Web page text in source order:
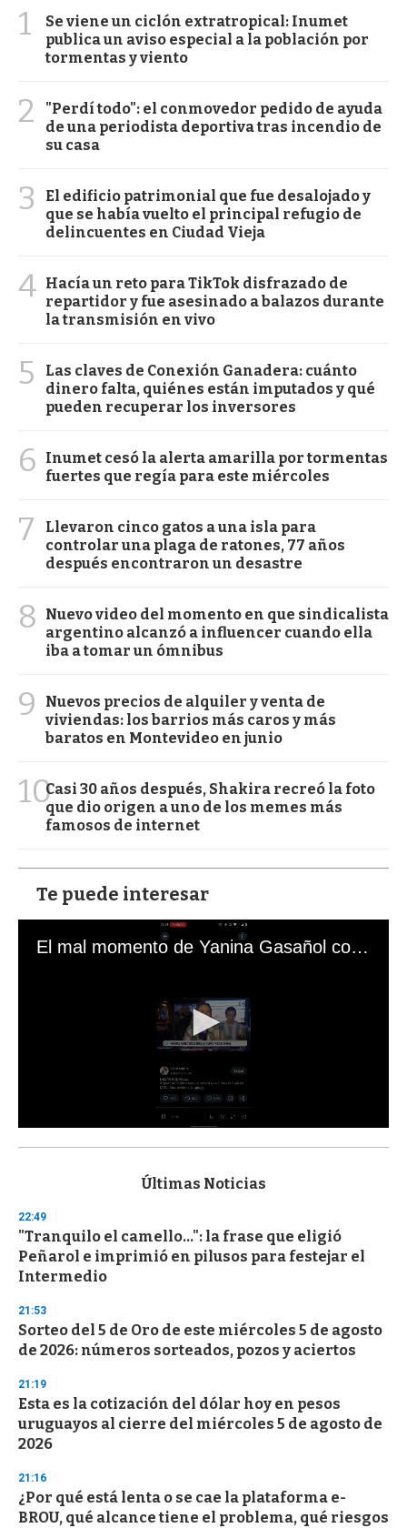
1
Se viene un ciclón extratropical: Inumet
publica un aviso especial a la población por
tormentas y viento
2
"Perdí todo": el conmovedor pedido de ayuda
de una periodista deportiva tras incendio de
su casa
3
El edificio patrimonial que fue desalojado y
que se había vuelto el principal refugio de
delincuentes en Ciudad Vieja
4 Hacía un reto para TikTok disfrazado de
repartidor y fue asesinado a balazos durante
la transmisión en vivo
5
Las claves de Conexión Ganadera: cuánto
dinero falta, quiénes están imputados y qué
pueden recuperar los inversores
6
Inumet cesó la alerta amarilla por tormentas
fuertes que regía para este miércoles
7
Llevaron cinco gatos a una isla para
controlar una plaga de ratones, 77 años
después encontraron un desastre
8
Nuevo video del momento en que sindicalista
argentino alcanzó a influencer cuando ella
iba a tomar un ómnibus
9
Nuevos precios de alquiler y venta de
viviendas: los barrios más caros y más
baratos en Montevideo en junio
10Casi 30 años después, Shakira recreó la foto
que dio origen a uno de los memes más
famosos de internet
Te puede interesar
El mal momento de Yanina Gasañol con un hincha argentino en "Subrayado"
s
d
s
o
f
3
s
e
c
o
d
s
Últimas Noticias
22:49
"Tranquilo el camello...": la frase que eligió
Peñarol e imprimió en pilusos para festejar el
Intermedio
21:53
Sorteo del 5 de Oro de este miércoles 5 de agosto
de 2026: números sorteados, pozos y aciertos
21:19
Esta es la cotización del dólar hoy en pesos
uruguayos al cierre del miércoles 5 de agosto de
2026
21:16
¿Por qué está lenta o se cae la plataforma e-
BROU, qué alcance tiene el problema, qué riesgos